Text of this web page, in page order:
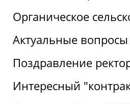
Органическое
Актуальные
Поздравление
Интересный